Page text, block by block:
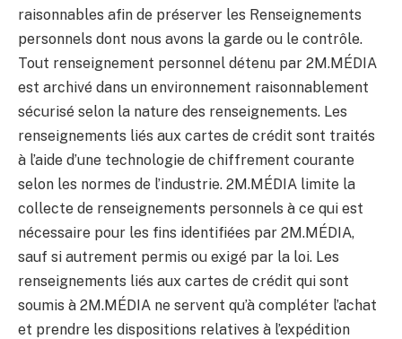
raisonnables afin de préserver les Renseignements
personnels dont nous avons la garde ou le contrôle.
Tout renseignement personnel détenu par 2M.MÉDIA
est archivé dans un environnement raisonnablement
sécurisé selon la nature des renseignements. Les
renseignements liés aux cartes de crédit sont traités
à l’aide d’une technologie de chiffrement courante
selon les normes de l’industrie. 2M.MÉDIA limite la
collecte de renseignements personnels à ce qui est
nécessaire pour les fins identifiées par 2M.MÉDIA,
sauf si autrement permis ou exigé par la loi. Les
renseignements liés aux cartes de crédit qui sont
soumis à 2M.MÉDIA ne servent qu’à compléter l’achat
et prendre les dispositions relatives à l’expédition